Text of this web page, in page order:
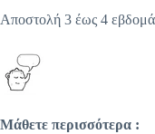
Αποστολή 3 έως 4
Μάθετε περισσότερα :